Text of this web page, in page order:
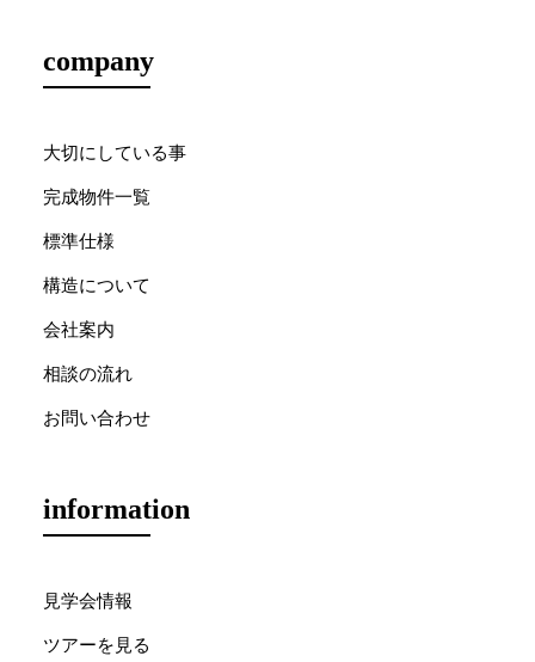
company
大切にしている事
完成物件一覧
標準仕様
構造について
会社案内
相談の流れ
お問い合わせ
information
見学会情報
ツアーを見る